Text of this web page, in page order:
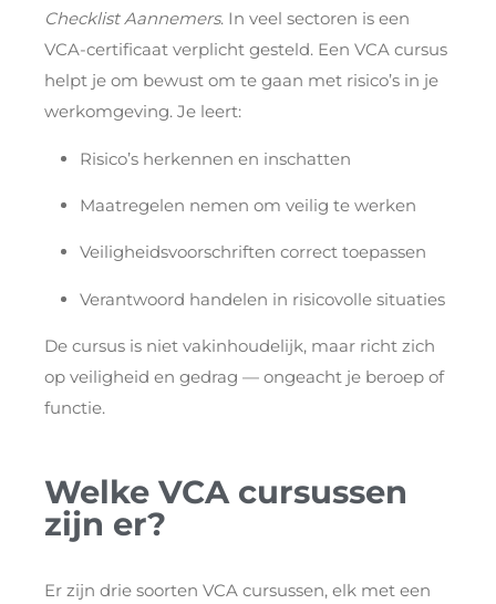
Checklist Aannemers. In veel sectoren is een
VCA-certificaat verplicht gesteld. Een VCA cursus
helpt je om bewust om te gaan met risico’s in je
werkomgeving. Je leert:
Risico’s herkennen en inschatten
Maatregelen nemen om veilig te werken
Veiligheidsvoorschriften correct toepassen
Verantwoord handelen in risicovolle situaties
De cursus is niet vakinhoudelijk, maar richt zich
op veiligheid en gedrag — ongeacht je beroep of
functie.
Welke VCA cursussen
zijn er?
Er zijn drie soorten VCA cursussen, elk met een